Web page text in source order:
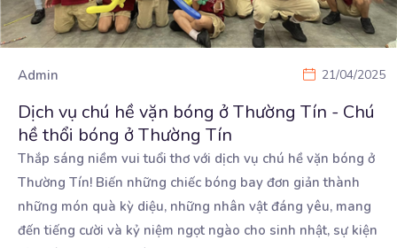
Admin 21/04/2025
Dịch vụ chú hề vặn bóng ở Thường Tín - Chú
hề thổi bóng ở Thường Tín
Thắp sáng niềm vui tuổi thơ với dịch vụ chú hề vặn bóng ở
Thường Tín! Biến những chiếc bóng bay đơn giản thành
những món quà kỳ diệu, những nhân vật đáng yêu, mang
đến tiếng cười và kỷ niệm ngọt ngào cho sinh nhật, sự kiện